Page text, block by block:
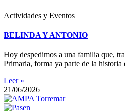
Actividades y Eventos
BELINDA Y ANTONIO
Hoy despedimos a una familia que,
Primaria, forma ya parte de la historia
Leer »
21/06/2026